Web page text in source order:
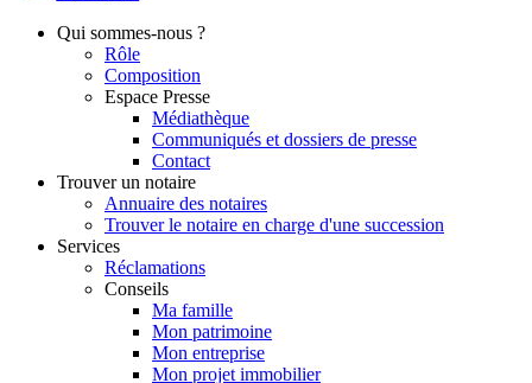
Qui sommes-nous ?
Rôle
Composition
Espace Presse
Médiathèque
Communiqués et dossiers de presse
Contact
Trouver un notaire
Annuaire des notaires
Trouver le notaire en charge d'une succession
Services
Réclamations
Conseils
Ma famille
Mon patrimoine
Mon entreprise
Mon projet immobilier